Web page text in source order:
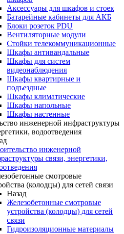
Аксессуары для шкафов и стоек
Батарейные кабинеты для АКБ
Блоки розеток PDU
Вентиляторные модули
Стойки телекоммуникационные
Шкафы антивандальные
Шкафы для систем
видеонаблюдения
Шкафы квартирные и
подъездные
Шкафы климатические
Шкафы напольные
Шкафы настенные
инженерной инфраструктуры
водоотведения
инженерной
связи, энергетики,
смотровые
(колодцы) для сетей связи
Назад
Железобетонные смотровые
устройства (колодцы) для сетей
связи
Гидроизоляционные материалы